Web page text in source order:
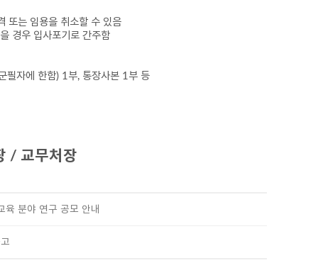
또는 임용을 취소할 수 있음
경우 입사포기로 간주함
필자에 한함) 1 부, 통장사본 1 부 등
/ 교무처장
육 분야 연구 공모 안내